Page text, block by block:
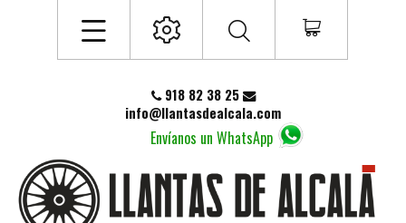
Envíanos un WhatsApp
918 82 38 25
info@llantasdealcala.com